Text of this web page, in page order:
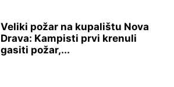
Veliki požar na kupalištu Nova
Drava: Kampisti prvi krenuli
gasiti požar,...